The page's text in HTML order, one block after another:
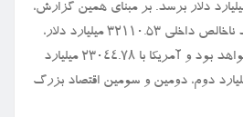
خرید به ۲۰۹۵.۱۱ میلیارد دلار برسد. بر مبنای همین گزارش،
چین تا آخر آن سال با تولید ناخالص داخلی ۳۲۱۱۰.۵۳ میلیارد دلار،
بزرگ ترین اقتصاد جهان خواهد بود و آمریکا با ۲۳۰۴۴.۷۸ میلیارد
و هند با ۱۳۸۶۱.۰۱ میلیارد دوم، دومین و سومین اقتصاد بزرگ